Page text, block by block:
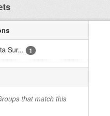
Sur...
1
that match this